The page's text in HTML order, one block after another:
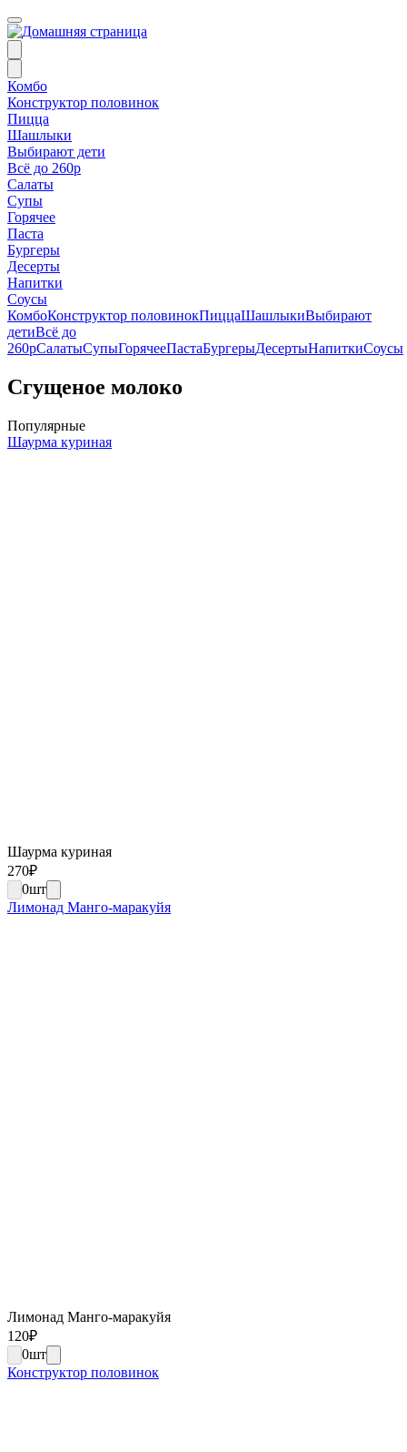
Комбо
Конструктор половинок
Пицца
Шашлыки
Выбирают дети
Всё до 260р
Салаты
Супы
Горячее
Паста
Бургеры
Десерты
Напитки
Соусы
КомбоКонструктор половинокПиццаШашлыкиВыбирают
детиВсё до
260рСалатыСупыГорячееПастаБургерыДесертыНапиткиСоусы
Сгущеное молоко
Популярные
Шаурма куриная
Шаурма куриная
270₽
0шт
Лимонад Манго-маракуйя
Лимонад Манго-маракуйя
120₽
0шт
Конструктор половинок